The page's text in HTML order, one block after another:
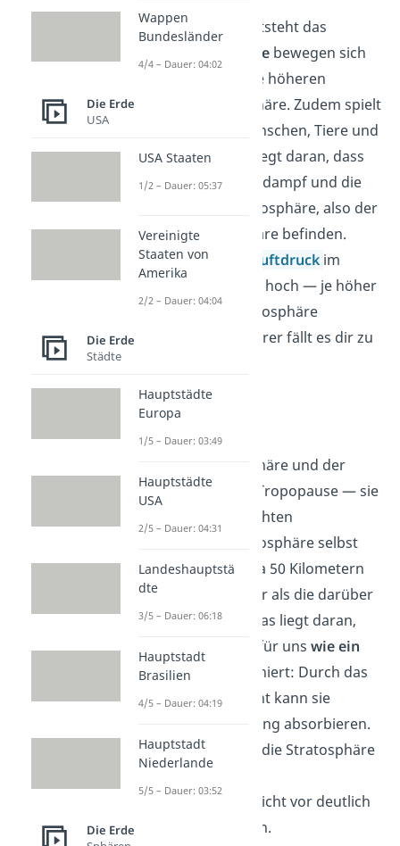
In der Troposphäre entsteht das
Flugzeuge bewegen sich
in der Regel nicht in die höheren
Schichten der Atmosphäre. Zudem spielt
sich das
der Menschen, Tiere und
Pflanzen hier ab. Das liegt daran, dass
sich der meiste Wasserdampf und die
größte Masse
der Atmosphäre, also der
Gase, in der Troposphäre befinden.
Dadurch ist auch der
Luftdruck im
untersten Bereich sehr hoch — je höher
du dich also in der Atmosphäre
befindest, desto schwerer fällt es dir zu
Atmen.
Stratosphäre
Zwischen der Troposphäre und der
Stratosphäre liegt die Tropopause — sie
trennt die beiden Schichten
voneinander. Die Stratosphäre selbst
hat eine Höhe von etwa 50 Kilometern
und ist deutlich wärmer als die darüber
liegenden Schichten. Das liegt daran,
dass die Stratosphäre für unswie ein
Sonnenschirm
funktioniert: Durch das
Ozon (O
3) in der Schicht kann sie
nämlich viel UV-Strahlung absorbieren.
Dadurch erwärmt sich die Stratosphäre
darunterliegenden Schicht vor deutlich
heißeren Temperaturen.
Wappen
Bundesländer
4/4 – Dauer: 04:02
Die Erde
USA
USA Staaten
1/2 – Dauer: 05:37
Vereinigte
Staaten von
Amerika
2/2 – Dauer: 04:04
Die Erde
Städte
Hauptstädte
Europa
1/5 – Dauer: 03:49
Hauptstädte
USA
2/5 – Dauer: 04:31
Landeshauptstä
dte
3/5 – Dauer: 06:18
Hauptstadt
Brasilien
4/5 – Dauer: 04:19
Hauptstadt
Niederlande
5/5 – Dauer: 03:52
Die Erde